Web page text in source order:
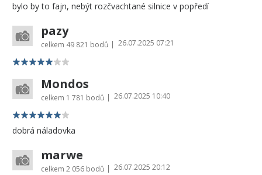
bylo by to fajn, nebýt rozčvachtané silnice v popředí
pazy
celkem 49 821 bodů | 26.07.2025 07:21
Mondos
celkem 1 781 bodů | 26.07.2025 10:40
dobrá náladovka
marwe
celkem 2 056 bodů | 26.07.2025 20:12